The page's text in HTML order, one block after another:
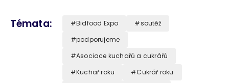
Témata Bidfood Expo
soutěž
podporujeme
Asociace kuchařů a cukrářů
Kuchař roku
Cukrář roku